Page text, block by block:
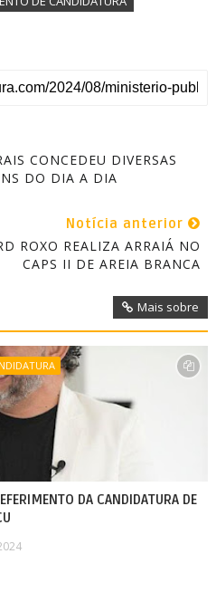
CONCEDEU DIVERSAS
DO DIA A DIA
Notícia anterior
ROXO REALIZA ARRAIÁ NO
CAPS II DE AREIA BRANCA
Mais sobre
DA CANDIDATURA DE